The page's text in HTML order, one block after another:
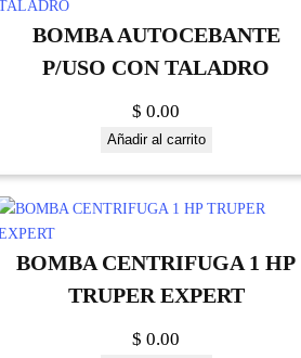
BOMBA AUTOCEBANTE
P/USO CON TALADRO
$ 0.00
Añadir al carrito
BOMBA CENTRIFUGA 1 HP
TRUPER EXPERT
$ 0.00